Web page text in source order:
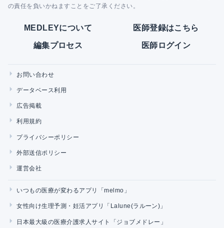
の責任を負いかねますことをご了承ください。
MEDLEYについて 医師登録はこちら
編集プロセス 医師ログイン
お問い合わせ
データベース利用
広告掲載
利用規約
プライバシーポリシー
外部送信ポリシー
運営会社
いつもの医療が変わるアプリ「melmo」
女性向け生理予測・妊活アプリ「Lalune(ラルーン)」
日本最大級の医療介護求人サイト「ジョブメドレー」